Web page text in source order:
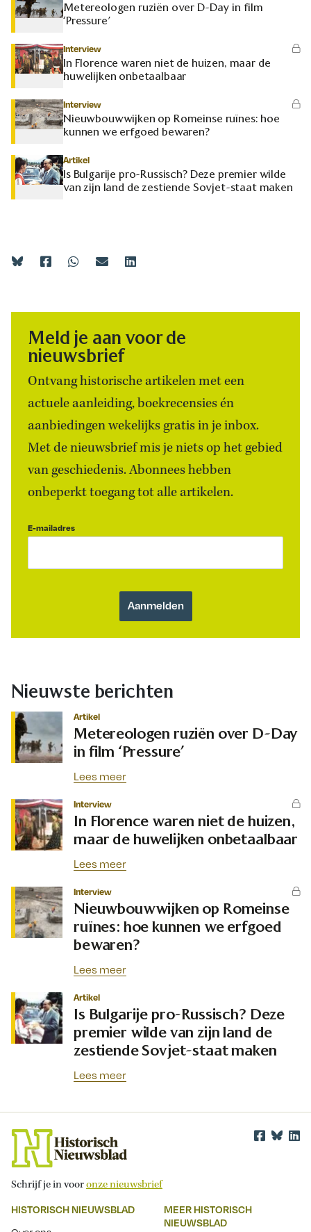
Metereologen ruziën over D-Day in film
‘Pressure’
Interview
In Florence waren niet de huizen, maar de
huwelijken onbetaalbaar
Interview
Nieuwbouwwijken op Romeinse ruïnes: hoe
kunnen we erfgoed bewaren?
Artikel
Is Bulgarije pro-Russisch? Deze premier wilde
van zijn land de zestiende Sovjet-staat maken
Meld je aan voor de
nieuwsbrief
Ontvang historische artikelen met een
actuele aanleiding, boekrecensies én
aanbiedingen wekelijks gratis in je inbox.
Met de nieuwsbrief mis je niets op het gebied
van geschiedenis. Abonnees hebben
onbeperkt toegang tot alle artikelen.
E-mailadres
Nieuwste berichten
Artikel
Metereologen ruziën over D-Day
in film ‘Pressure’
Lees meer
Interview
In Florence waren niet de huizen,
maar de huwelijken onbetaalbaar
Lees meer
Interview
Nieuwbouwwijken op Romeinse
ruïnes: hoe kunnen we erfgoed
bewaren?
Lees meer
Artikel
Is Bulgarije pro-Russisch? Deze
premier wilde van zijn land de
zestiende Sovjet-staat maken
Lees meer
Schrijf je in vooronze nieuwsbrief
HISTORISCH NIEUWSBLAD
MEER HISTORISCH
NIEUWSBLAD